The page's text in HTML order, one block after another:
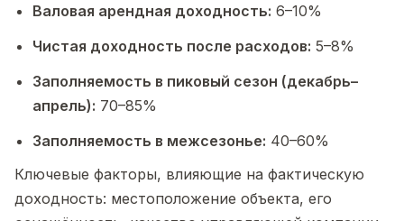
Валовая арендная доходность: 6–10%
Чистая доходность после расходов: 5–8%
Заполняемость в пиковый сезон (декабрь–
апрель): 70–85%
Заполняемость в межсезонье: 40–60%
Ключевые факторы, влияющие на фактическую
доходность: местоположение объекта, его